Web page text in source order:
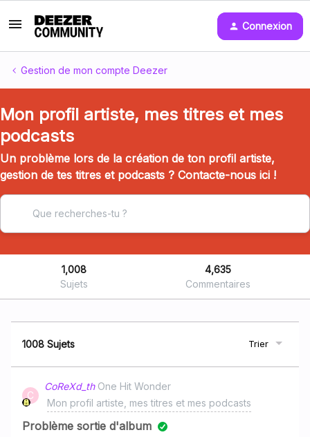
Connexion
Gestion de mon compte Deezer
Mon profil artiste, mes titres et mes
podcasts
Un problème lors de la création de ton profil artiste,
gestion de tes titres et podcasts ? Contacte-nous ici !
1,008
Sujets
4,635
Commentaires
1008 Sujets Trier
C
CoReXd_th One Hit Wonder
Mon profil artiste, mes titres et mes podcasts
Problème sortie d'album